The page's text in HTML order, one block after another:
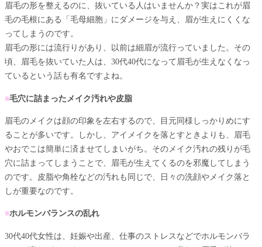
眉毛の形を整えるのに、抜いている人はいませんか？実はこれが眉
毛の毛根にある「毛母細胞」にダメージを与え、眉が生えにくくな
ってしまうのです。
眉毛の形には流行りがあり、以前は細眉が流行っていました。その
頃、眉毛を抜いていた人は、30代40代になって眉毛が生えなくなっ
ているという話も有名ですよね。
■毛穴に詰まったメイク汚れや皮脂
眉毛のメイクは顔の印象を左右するので、目元同様しっかりめにす
ることが多いです。しかし、アイメイクを落とすときよりも、眉毛
やおでこは簡単に済ませてしまいがち。そのメイク汚れの残りが毛
穴に詰まってしまうことで、眉毛が生えてくるのを邪魔してしまう
のです。皮脂や角栓などの汚れも同じで、日々の洗顔やメイク落と
しが重要なのです。
■ホルモンバランスの乱れ
30代40代女性は、妊娠や出産、仕事のストレスなどでホルモンバラ